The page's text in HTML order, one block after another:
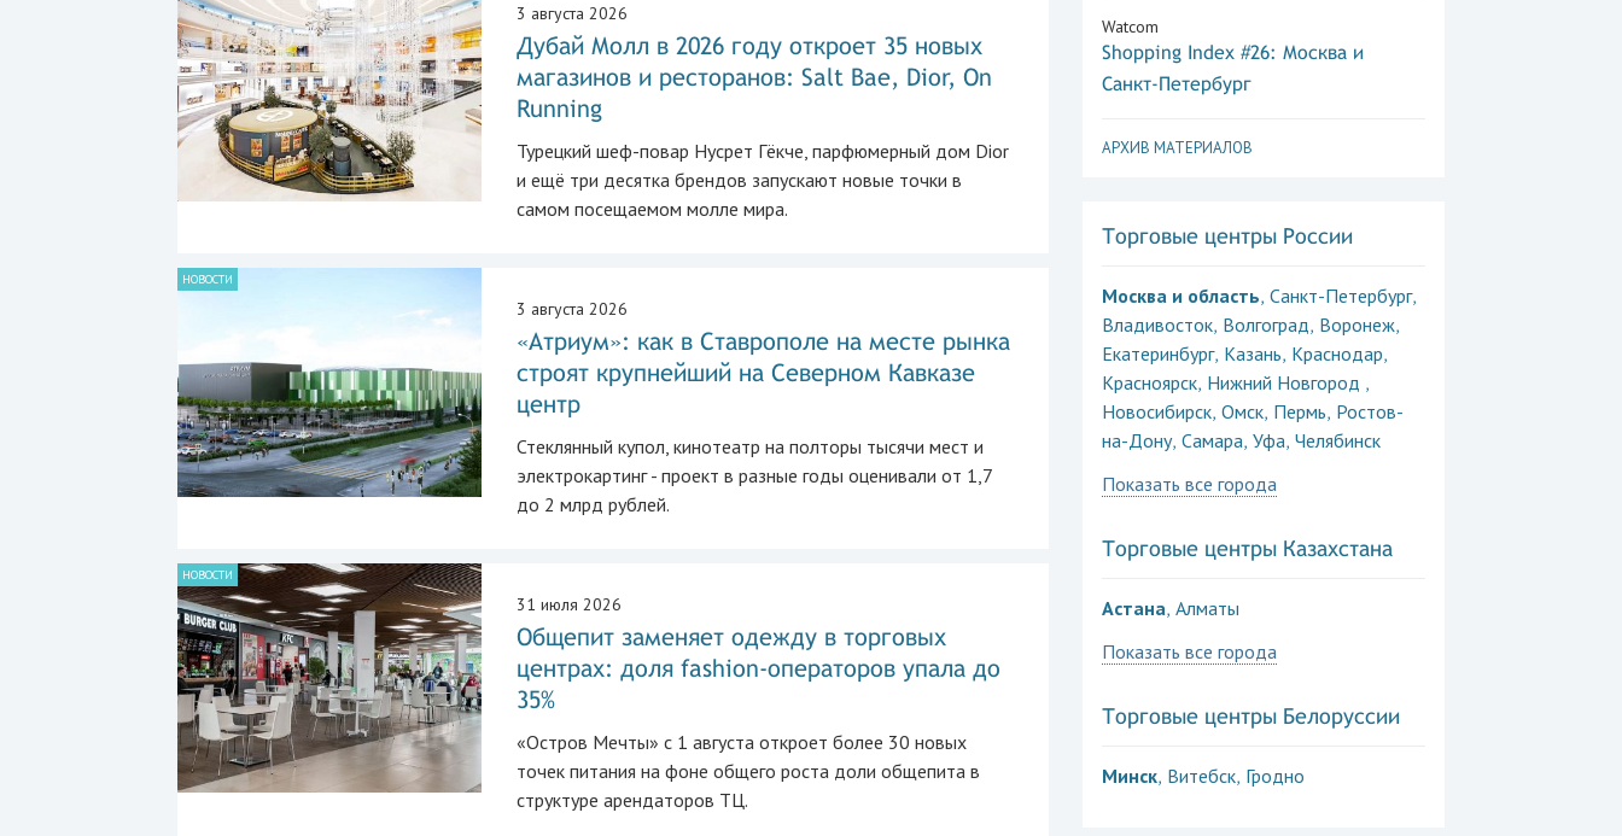
3 августа 2026
Дубай Молл в 2026 году откроет 35 новых
магазинов и ресторанов: Salt Bae, Dior, On
Running
Турецкий шеф-повар Нусрет Гёкче, парфюмерный дом Dior
и ещё три десятка брендов запускают новые точки в
самом посещаемом молле мира.
НОВОСТИ
3 августа 2026
«Атриум»: как в Ставрополе на месте рынка
строят крупнейший на Северном Кавказе
центр
Стеклянный купол, кинотеатр на полторы тысячи мест и
электрокартинг - проект в разные годы оценивали от 1,7
до 2 млрд рублей.
НОВОСТИ
31 июля 2026
Общепит заменяет одежду в торговых
центрах: доля fashion-операторов упала до
35%
«Остров Мечты» с 1 августа откроет более 30 новых
точек питания на фоне общего роста доли общепита в
структуре арендаторов ТЦ.
Watcom
Shopping Index #26: Москва и
Санкт-Петербург
АРХИВ МАТЕРИАЛОВ
Торговые центры России
Москва и область, Санкт-Петербург,
Владивосток, Волгоград, Воронеж,
Екатеринбург, Казань, Краснодар,
Красноярск, Нижний Новгород ,
Новосибирск, Омск, Пермь, Ростов-
на-Дону, Самара, Уфа, Челябинск
Показать все города
Торговые центры Казахстана
Астана, Алматы
Показать все города
Торговые центры Белоруссии
Минск, Витебск, Гродно